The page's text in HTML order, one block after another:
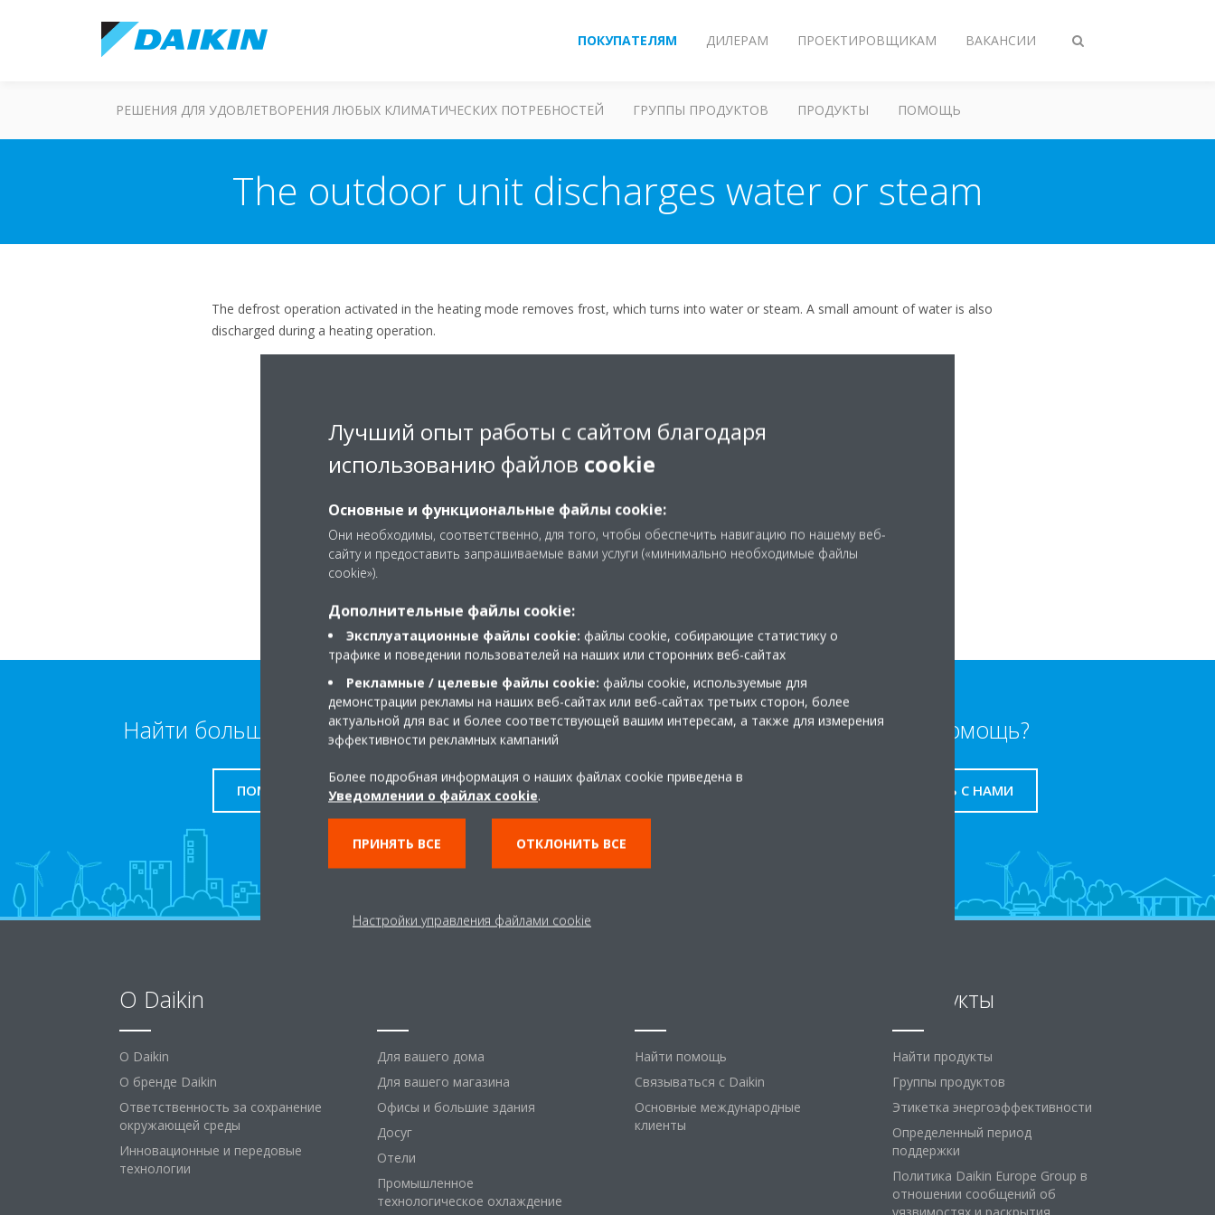
Переключить
ПОКУПАТЕЛЯМ ДИЛЕРАМ ПРОЕКТИРОВЩИКАМ ВАКАНСИИ
РЕШЕНИЯ ДЛЯ УДОВЛЕТВОРЕНИЯ ЛЮБЫХ КЛИМАТИЧЕСКИХ ПОТРЕБНОСТЕЙ ГРУППЫ ПРОДУКТОВ ПРОДУКТЫ ПОМОЩЬ
The outdoor unit discharges water or steam
The defrost operation activated in the heating mode removes frost, which turns into water or steam. A small amount of water is also
discharged during a heating operation.
Найти больше информации
ПОМОЩЬ
Нужна помощь?
СВЯЖИТЕСЬ С НАМИ
O Daikin
O Daikin
О бренде Daikin
Ответственность за сохранение
окружающей среды
Инновационные и передовые
технологии
Для вашего дома
Для вашего магазина
Офисы и большие здания
Досуг
Отели
Промышленное
технологическое охлаждение
Найти помощь
Связываться с Daikin
Основные международные
клиенты
Продукты
Найти продукты
Группы продуктов
Этикетка энергоэффективности
Определенный период
поддержки
Политика Daikin Europe Group в
отношении сообщений об
Лучший опыт работы с сайтом благодаря
использованию файлов cookie
Основные и функциональные файлы cookie:
Они необходимы, соответственно, для того, чтобы обеспечить навигацию по нашему веб-
сайту и предоставить запрашиваемые вами услуги («минимально необходимые файлы
cookie»).
Дополнительные файлы cookie:
Эксплуатационные файлы cookie: файлы cookie, собирающие статистику о
трафике и поведении пользователей на наших или сторонних веб-сайтах
Рекламные / целевые файлы cookie: файлы cookie, используемые для
демонстрации рекламы на наших веб-сайтах или веб-сайтах третьих сторон, более
актуальной для вас и более соответствующей вашим интересам, а также для измерения
эффективности рекламных кампаний
Более подробная информация о наших файлах cookie приведена в
Уведомлении о файлах cookie.
ПРИНЯТЬ ВСЕ ОТКЛОНИТЬ ВСЕ
Настройки управления файлами cookie